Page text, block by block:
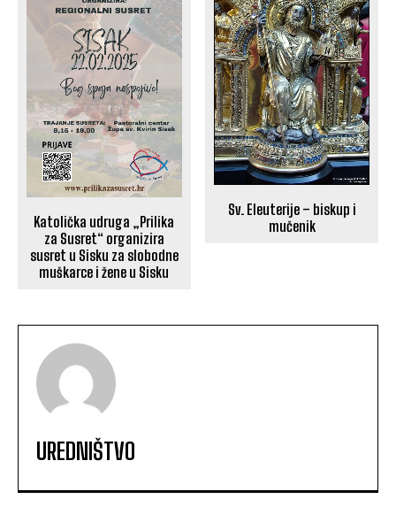
Katolička udruga „Prilika
za Susret“ organizira
susret u Sisku za slobodne
muškarce i žene u Sisku
Sv. Eleuterije – biskup i
mučenik
UREDNIŠTVO